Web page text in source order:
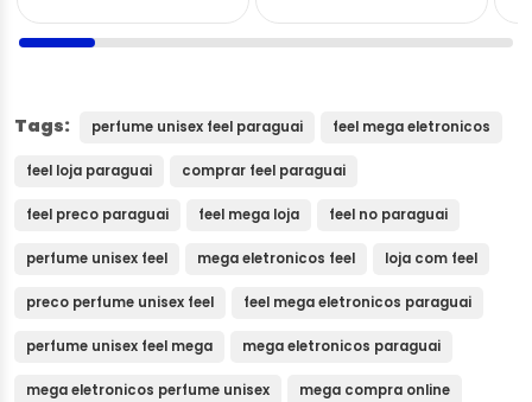
Tags: perfume unisex feel paraguai feel mega eletronicos
feel loja paraguai comprar feel paraguai
feel preco paraguai feel mega loja feel no paraguai
perfume unisex feel mega eletronicos feel loja com feel
preco perfume unisex feel feel mega eletronicos paraguai
perfume unisex feel mega mega eletronicos paraguai
mega eletronicos perfume unisex mega compra online